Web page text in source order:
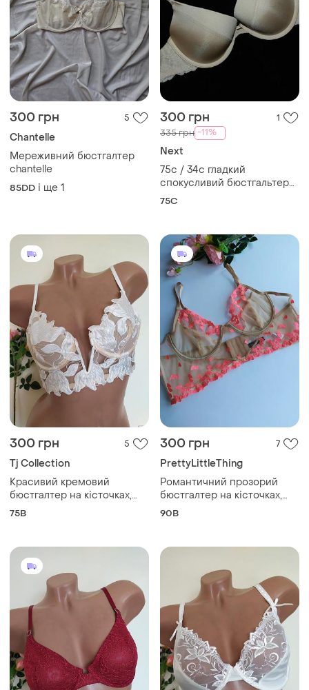
300 грн 5
Chantelle
Мереживний бюстгалтер
chantelle
85DD і ще 1
300 грн 1
335 грн -11%
Next
75с / 34с гладкий
спокусливий бюстгальтер
пуш ап next у кольорі
75C
300 грн 5
Tj Collection
Красивий кремовий
бюстгалтер на кісточках,
eur 75b
75B
300 грн 7
PrettyLittleThing
Романтичний прозорий
бюстгалтер на кісточках,
eur 90b
90B